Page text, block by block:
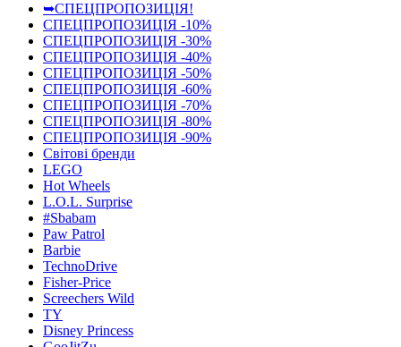
➥СПЕЦПРОПОЗИЦІЯ!
СПЕЦПРОПОЗИЦІЯ -10%
СПЕЦПРОПОЗИЦІЯ -30%
СПЕЦПРОПОЗИЦІЯ -40%
СПЕЦПРОПОЗИЦІЯ -50%
СПЕЦПРОПОЗИЦІЯ -60%
СПЕЦПРОПОЗИЦІЯ -70%
СПЕЦПРОПОЗИЦІЯ -80%
СПЕЦПРОПОЗИЦІЯ -90%
Світові бренди
LEGO
Hot Wheels
L.O.L. Surprise
#Sbabam
Paw Patrol
Barbie
TechnoDrive
Fisher-Price
Screechers Wild
TY
Disney Princess